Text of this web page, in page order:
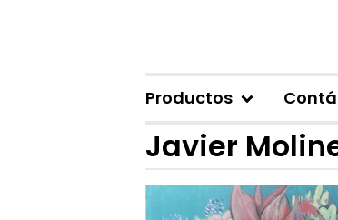
Productos
Javier